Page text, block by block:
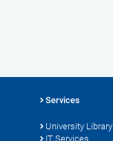
Services
University Library
IT Services